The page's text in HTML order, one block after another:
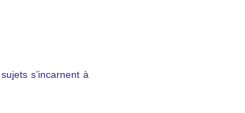
s’incarnent à